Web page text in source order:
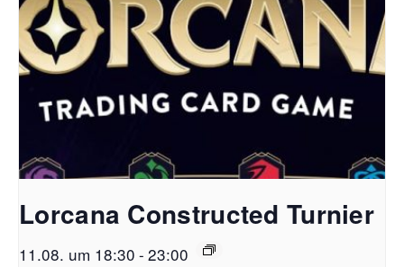
Lorcana Constructed Turnier
11.08. um 18:30 - 23:00